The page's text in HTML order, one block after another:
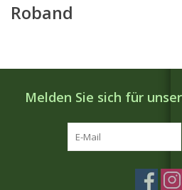
Roband
Melden Sie sich für